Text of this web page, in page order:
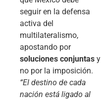
seguir en la defensa
activa del
multilateralismo,
apostando por
soluciones conjuntas y
no por la imposición.
“El destino de cada
nación está ligado al